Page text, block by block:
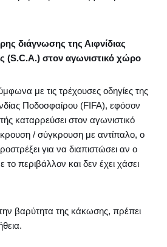
διάγνωσης της Αιφνίδιας
(S.C.A.) στον αγωνιστικό χώρο
με τις τρέχουσες οδηγίες της
Ποδοσφαίρου (FIFA), εφόσον
καταρρεύσει στον αγωνιστικό
/ σύγκρουση με αντίπαλο, ο
για να διαπιστώσει αν ο
το περιβάλλον και δεν έχει χάσει
βαρύτητα της κάκωσης, πρέπει